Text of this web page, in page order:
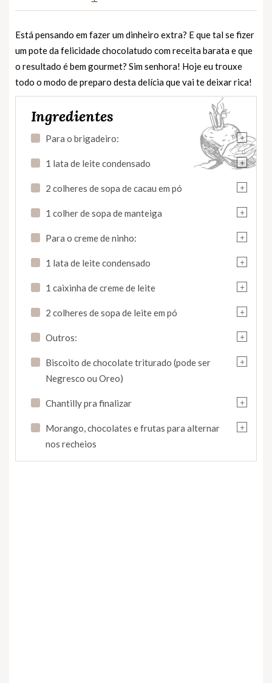
Está pensando em fazer um dinheiro extra? E que tal se fizer
um pote da felicidade chocolatudo com receita barata e que
o resultado é bem gourmet? Sim senhora! Hoje eu trouxe
todo o modo de preparo desta delícia que vai te deixar rica!
Ingredientes
+
Para o brigadeiro:
+
1 lata de leite condensado
+
2 colheres de sopa de cacau em pó
+
1 colher de sopa de manteiga
+
Para o creme de ninho:
+
1 lata de leite condensado
+
1 caixinha de creme de leite
+
2 colheres de sopa de leite em pó
+
Outros:
+
Biscoito de chocolate triturado (pode ser
Negresco ou Oreo)
+
Chantilly pra finalizar
+
Morango, chocolates e frutas para alternar
nos recheios